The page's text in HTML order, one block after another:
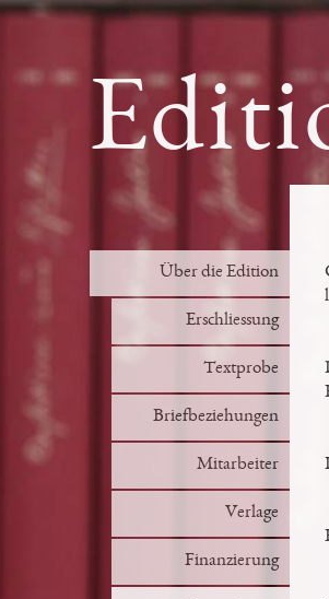
Über die Edition
Erschliessung
Textprobe
Briefbeziehungen
Mitarbeiter
Verlage
Finanzierung